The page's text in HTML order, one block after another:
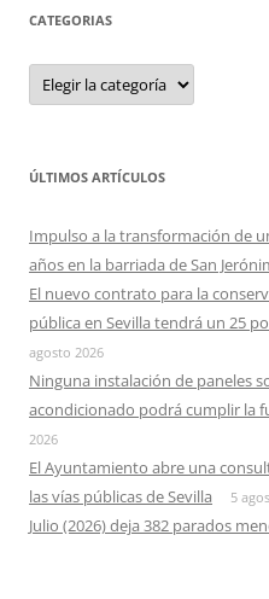
CATEGORIAS
Categorias
ÚLTIMOS ARTÍCULOS
Impulso a la transformación de
años en la barriada de San
El nuevo contrato para la
pública en Sevilla tendrá un 25
agosto 2026
Ninguna instalación de paneles
acondicionado podrá cumplir la
2026
El Ayuntamiento abre una
las vías públicas de Sevilla
5
Julio (2026) deja 382 parados